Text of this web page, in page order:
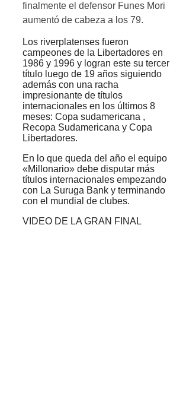
finalmente el defensor Funes Mori
aumentó de cabeza a los 79.
Los riverplatenses fueron
campeones de la Libertadores en
1986 y 1996 y logran este su tercer
título luego de 19 años siguiendo
además con una racha
impresionante de títulos
internacionales en los últimos 8
meses: Copa sudamericana ,
Recopa Sudamericana y Copa
Libertadores.
En lo que queda del año el equipo
«Millonario» debe disputar más
títulos internacionales empezando
con La Suruga Bank y terminando
con el mundial de clubes.
VIDEO DE LA GRAN FINAL